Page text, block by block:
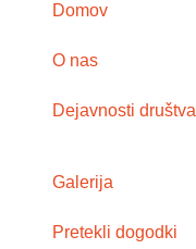
Domov
O nas
Dejavnosti društva
Galerija
Pretekli dogodki